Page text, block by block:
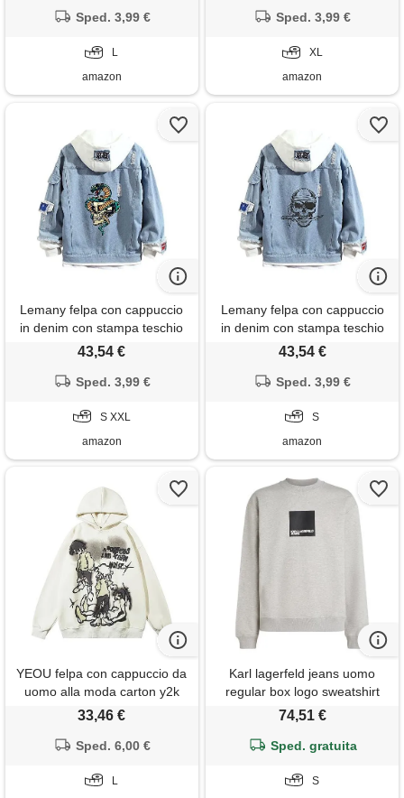
con cappuccio per teenager
Sped. 3,99 €
L
amazon
con cappuccio per teenager
Sped. 3,99 €
XL
amazon
Lemany felpa con cappuccio
in denim con stampa teschio
unisex felpa con cappuccio in
con cappuccio per teenager
43,54 €
Sped. 3,99 €
S XXL
amazon
Lemany felpa con cappuccio
in denim con stampa teschio
unisex felpa con cappuccio in
con cappuccio per teenager
43,54 €
Sped. 3,99 €
S
amazon
YEOU felpa con cappuccio da
uomo alla moda carton y2k
harajuku hip hop streetwear
large
33,46 €
Sped. 6,00 €
L
Karl lagerfeld jeans uomo
regular box logo sweatshirt
light heather grey s
74,51 €
Sped. gratuita
S